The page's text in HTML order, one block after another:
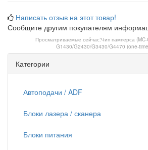
Написать отзыв на этот товар!
Сообщите другим покупателям
Просматриваемые сейчас:Чип памперса
G1430/G2430/G3430/G4470 (one-
Категории
Автоподачи / ADF
Блоки лазера / сканера
Блоки питания